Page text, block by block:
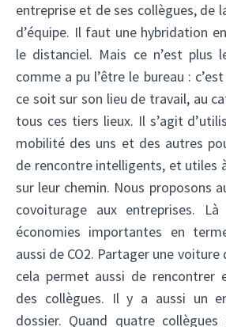
entreprise et de ses collègues, de
d’équipe. Il faut une hybridation
le distanciel. Mais ce n’est plus
comme a pu l’être le bureau :
ce soit sur son lieu de travail, au
tous ces tiers lieux. Il s’agit
mobilité des uns et des autres
de rencontre intelligents, et utiles
sur leur chemin. Nous proposons
covoiturage aux entreprises.
économies importantes en
aussi de CO2. Partager une
cela permet aussi de rencontrer
des collègues. Il y a aussi un
dossier. Quand quatre